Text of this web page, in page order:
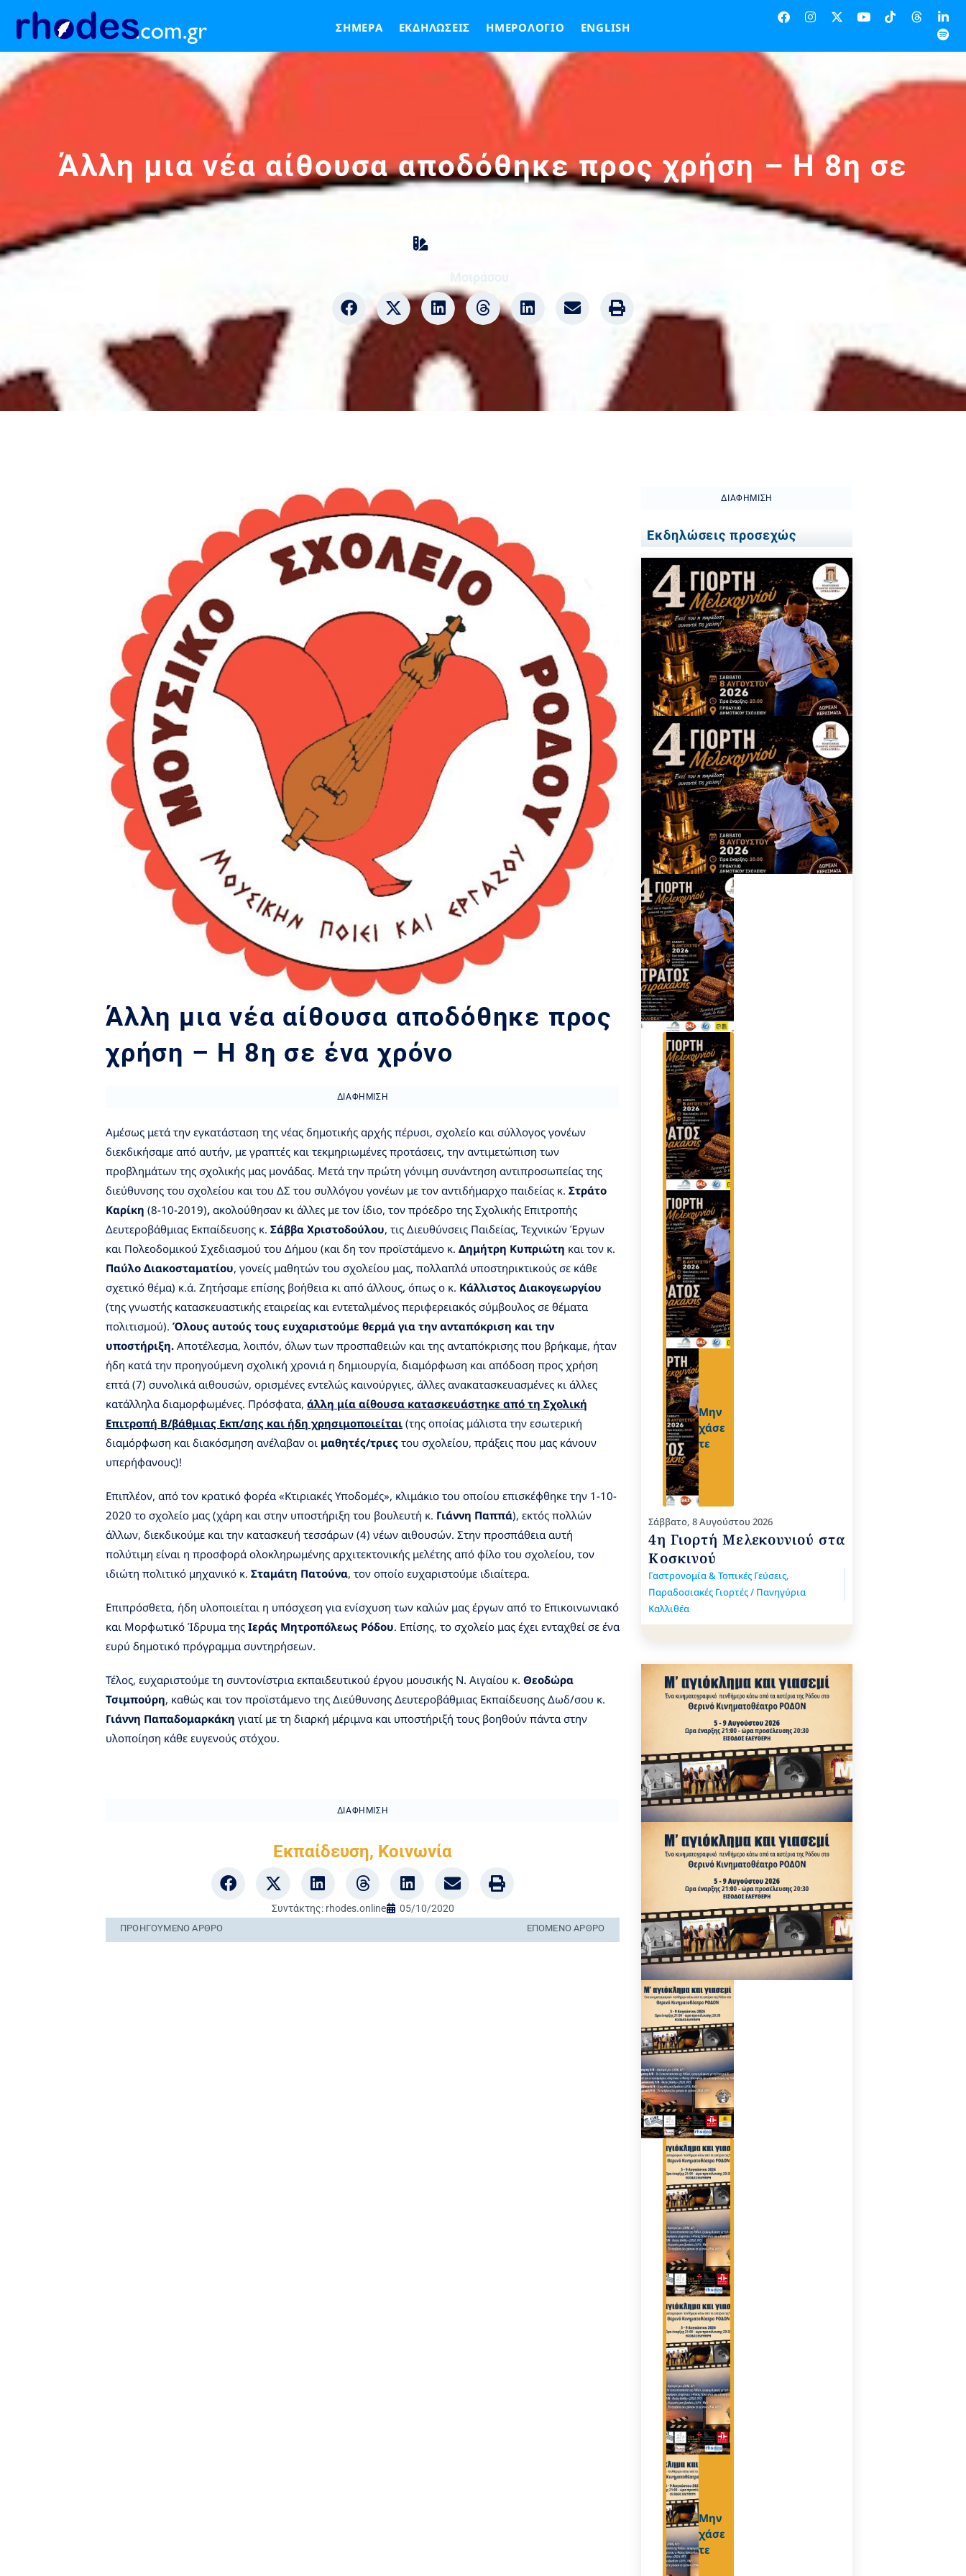
ΣΉΜΕΡΑ ΕΚΔΗΛΏΣΕΙΣ ΗΜΕΡΟΛΌΓΙΟ ENGLISH
Άλλη μια νέα αίθουσα αποδόθηκε προς χρήση – Η 8η σε
Άλλη μια νέα αίθουσα αποδόθηκε προς
χρήση – Η 8η σε ένα χρόνο
ΔΙΑΦΉΜΙΣΗ
Αμέσως μετά την εγκατάσταση της νέας δημοτικής αρχής πέρυσι, σχολείο και σύλλογος γονέων
διεκδικήσαμε από αυτήν, με γραπτές και τεκμηριωμένες προτάσεις, την αντιμετώπιση των
προβλημάτων της σχολικής μας μονάδας. Μετά την πρώτη γόνιμη συνάντηση αντιπροσωπείας της
διεύθυνσης του σχολείου και του ΔΣ του συλλόγου γονέων με τον αντιδήμαρχο παιδείας κ. Στράτο
Καρίκη (8-10-2019), ακολούθησαν κι άλλες με τον ίδιο, τον πρόεδρο της Σχολικής Επιτροπής
Δευτεροβάθμιας Εκπαίδευσης κ. Σάββα Χριστοδούλου, τις Διευθύνσεις Παιδείας, Τεχνικών Έργων
και Πολεοδομικού Σχεδιασμού του Δήμου (και δη τον προϊστάμενο κ. Δημήτρη Κυπριώτη και τον κ.
Παύλο Διακοσταματίου, γονείς μαθητών του σχολείου μας, πολλαπλά υποστηρικτικούς σε κάθε
σχετικό θέμα) κ.ά. Ζητήσαμε επίσης βοήθεια κι από άλλους, όπως ο κ. Κάλλιστος Διακογεωργίου
(της γνωστής κατασκευαστικής εταιρείας και εντεταλμένος περιφερειακός σύμβουλος σε θέματα
πολιτισμού). Όλους αυτούς τους ευχαριστούμε θερμά για την ανταπόκριση και την
υποστήριξη. Αποτέλεσμα, λοιπόν, όλων των προσπαθειών και της ανταπόκρισης που βρήκαμε, ήταν
ήδη κατά την προηγούμενη σχολική χρονιά η δημιουργία, διαμόρφωση και απόδοση προς χρήση
επτά (7) συνολικά αιθουσών, ορισμένες εντελώς καινούργιες, άλλες ανακατασκευασμένες κι άλλες
κατάλληλα διαμορφωμένες. Πρόσφατα, άλλη μία αίθουσα κατασκευάστηκε από τη Σχολική
Επιτροπή Β/βάθμιας Εκπ/σης και ήδη χρησιμοποιείται (της οποίας μάλιστα την εσωτερική
διαμόρφωση και διακόσμηση ανέλαβαν οι μαθητές/τριες του σχολείου, πράξεις που μας κάνουν
υπερήφανους)!
Επιπλέον, από τον κρατικό φορέα «Κτιριακές Υποδομές», κλιμάκιο του οποίου επισκέφθηκε την 1-10-
2020 το σχολείο μας (χάρη και στην υποστήριξη του βουλευτή κ. Γιάννη Παππά), εκτός πολλών
άλλων, διεκδικούμε και την κατασκευή τεσσάρων (4) νέων αιθουσών. Στην προσπάθεια αυτή
πολύτιμη είναι η προσφορά ολοκληρωμένης αρχιτεκτονικής μελέτης από φίλο του σχολείου, τον
ιδιώτη πολιτικό μηχανικό κ. Σταμάτη Πατούνα, τον οποίο ευχαριστούμε ιδιαίτερα.
Επιπρόσθετα, ήδη υλοποιείται η υπόσχεση για ενίσχυση των καλών μας έργων από το Επικοινωνιακό
και Μορφωτικό Ίδρυμα της Ιεράς Μητροπόλεως Ρόδου. Επίσης, το σχολείο μας έχει ενταχθεί σε ένα
ευρύ δημοτικό πρόγραμμα συντηρήσεων.
Τέλος, ευχαριστούμε τη συντονίστρια εκπαιδευτικού έργου μουσικής Ν. Αιγαίου κ. Θεοδώρα
Τσιμπούρη, καθώς και τον προϊστάμενο της Διεύθυνσης Δευτεροβάθμιας Εκπαίδευσης Δωδ/σου κ.
Γιάννη Παπαδομαρκάκη γιατί με τη διαρκή μέριμνα και υποστήριξή τους βοηθούν πάντα στην
υλοποίηση κάθε ευγενούς στόχου.
ΔΙΑΦΉΜΙΣΗ
Εκπαίδευση, Κοινωνία
Συντάκτης:rhodes.online 05/10/2020
ΠΡΟΗΓΟΎΜΕΝO ΆΡΘΡΟ ΕΠΌΜΕΝΟ ΆΡΘΡΟ
ΔΙΑΦΉΜΙΣΗ
Εκδηλώσεις προσεχώς
Μην
χάσε
τε
Σάββατο, 8 Αυγούστου 2026
4η Γιορτή Μελεκουνιού στα
Κοσκινού
Γαστρονομία & Τοπικές Γεύσεις,
Παραδοσιακές Γιορτές / Πανηγύρια
Καλλιθέα
Μην
χάσε
τε